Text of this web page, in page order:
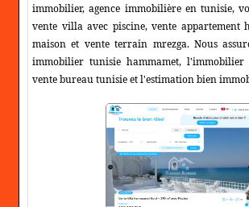
immobilier, agence immobilière en tunisie,
vente villa avec piscine, vente appartement
maison et vente terrain mrezga. Nous
immobilier tunisie hammamet, l'immobilier
vente bureau tunisie et l'estimation bien